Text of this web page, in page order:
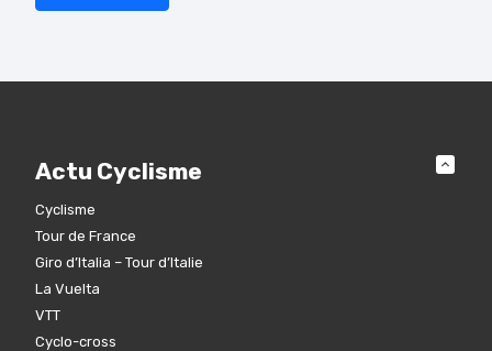
Actu Cyclisme
Cyclisme
Tour de France
Giro d’Italia – Tour d’Italie
La Vuelta
VTT
Cyclo-cross